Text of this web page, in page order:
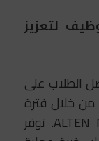
لتعزيز
الطلاب على
من خلال فترة
تدريب عملي مميزة داخل شركة ALTEN Maroc. توفر